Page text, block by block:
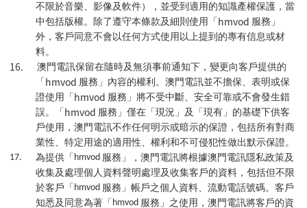
不限於音樂、影像及軟件），並受到適用的知識產權保護，當
中包括版權。除了遵守本條款及細則使用「 hmvod 服務」
外，客戶同意不會以任何方式使用以上提到的專有信息或材
料。
16.
澳門電訊保留在隨時及無須事前通知下，變更向客戶提供的
「 hmvod 服務」內容的權利。澳門電訊並不擔保、表明或保
證使用「 hmvod 服務」將不受中斷、安全可靠或不會發生錯
誤。「 hmvod 服務」僅在「現況」及「現有」的基礎下供客
戶使用，澳門電訊不作任何明示或暗示的保證，包括所有對商
業性、特定用途的適用性、權利和不可侵犯性做出默示保證。
17.
為提供「 hmvod 服務」，澳門電訊將根據澳門電訊隱私政策及
收集及處理個人資料聲明處理及收集客戶的資料，包括但不限
於客戶「 hmvod 服務」帳戶之個人資料、流動電話號碼。客戶
知悉及同意為著「 hmvod 服務」之使用，澳門電訊將客戶的資